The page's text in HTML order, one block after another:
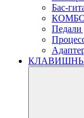
Бас-
КОМБО
Педали